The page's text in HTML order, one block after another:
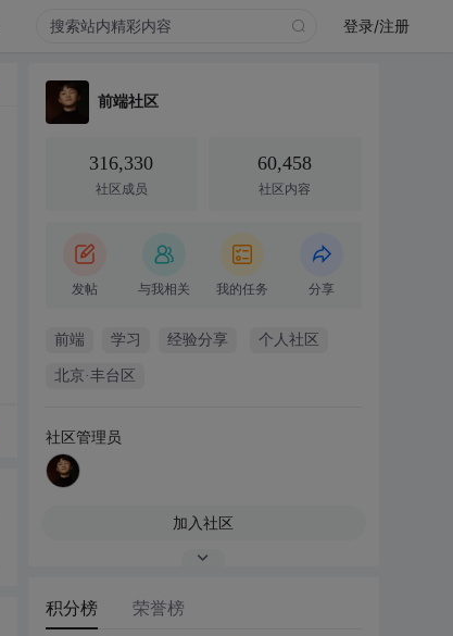
登录/注册
前端社区
316,330
社区成员
60,458
社区内容
发帖 与我相关 我的任务 分享
前端 学习 经验分享 个人社区
北京·丰台区
社区管理员
加入社区
积分榜 荣誉榜